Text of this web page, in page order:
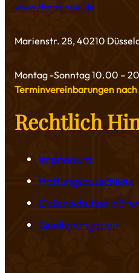
www.thansinee.de
Marienstr. 28, 40210
Montag -Sonntag 10.00 –
Terminvereinbarungen
Rechtlich
Impressum
Haftungsausschluss
Quellenangaben